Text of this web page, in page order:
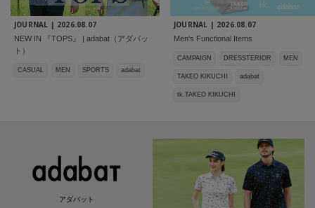
JOURNAL | 2026.08.07
NEW IN 『TOPS』 | adabat（アダバッ
ト）
CASUAL MEN SPORTS adabat
JOURNAL | 2026.08.07
Men's Functional Items
CAMPAIGN DRESSTERIOR MEN
TAKEO KIKUCHI adabat
tk.TAKEO KIKUCHI
アダバット